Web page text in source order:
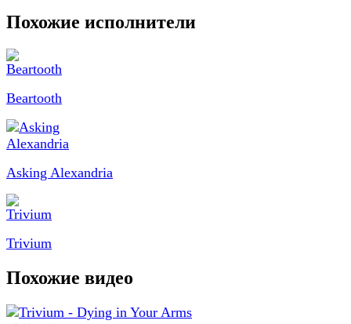
Похожие исполнители
Beartooth
Asking Alexandria
Trivium
Похожие видео